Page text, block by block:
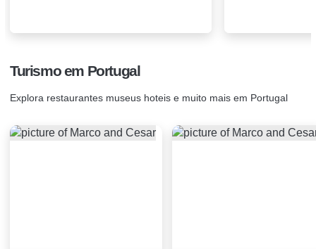
Turismo em Portugal
Explora restaurantes museus hoteis e muito mais em Portugal